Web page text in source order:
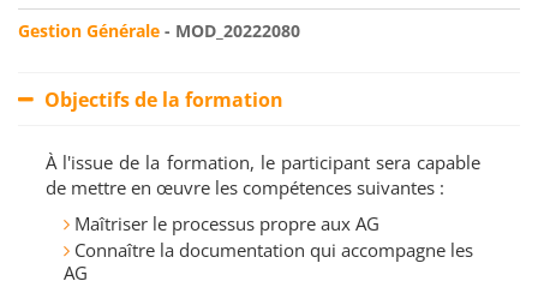
Gestion Générale - MOD_20222080
Objectifs de la formation
À l'issue de la formation, le participant sera capable
de mettre en œuvre les compétences suivantes :
Maîtriser le processus propre aux AG
Connaître la documentation qui accompagne les
AG